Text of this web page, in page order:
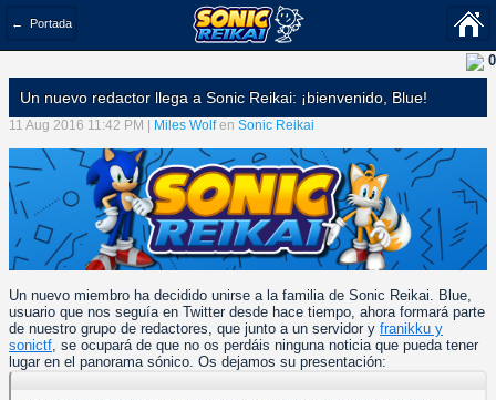
← Portada
0
Un nuevo redactor llega a Sonic Reikai: ¡bienvenido, Blue!
11 Aug 2016 11:42 PM | Miles Wolfen Sonic Reikai
Un nuevo miembro ha decidido unirse a la familia de Sonic Reikai. Blue,
usuario que nos seguía en Twitter desde hace tiempo, ahora formará parte
de nuestro grupo de redactores, que junto a un servidor y franikku y
sonictf, se ocupará de que no os perdáis ninguna noticia que pueda tener
lugar en el panorama sónico. Os dejamos su presentación: